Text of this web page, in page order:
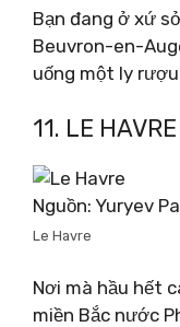
Bạn đang ở xứ
Beuvron-en-
uống một ly
11. LE HAVRE
Nguồn: Yuryev
Le Havre
Nơi mà hầu hết
miền Bắc nước